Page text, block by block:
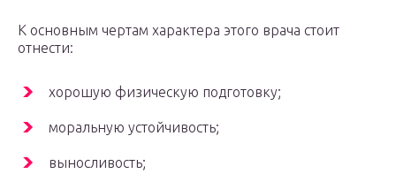
К основным чертам характера этого врача стоит
отнести:
хорошую физическую подготовку;
моральную устойчивость;
выносливость;